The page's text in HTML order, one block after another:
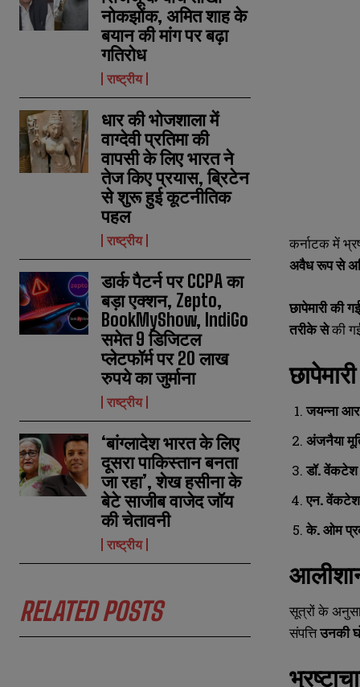
N
m
e
*
E
iN
N
m
e
*
E
iN
नोकझोंक, अमित शाह के
बयान की मांग पर बढ़ा
गतिरोध
राष्ट्रीय
धार की भोजशाला में
वाग्देवी प्रतिमा की
वापसी के लिए भारत ने
तेज किए प्रयास, ब्रिटेन
से शुरू हुई कूटनीतिक
पहल
राष्ट्रीय
डार्क पैटर्न पर CCPA का
बड़ा एक्शन, Zepto,
BookMyShow, IndiGo
समेत 9 डिजिटल
प्लेटफॉर्म पर 20 लाख
रुपये का जुर्माना
राष्ट्रीय
‘बांग्लादेश भारत के लिए
दूसरा पाकिस्तान बनता
जा रहा’, शेख हसीना के
बेटे साजीब वाजेद जॉय
की चेतावनी
राष्ट्रीय
RELATED POSTS
कर्नाटक में
अवैध रूप से
छापेमारी की
तरीके सेकी
जयन्ना आर
अंजनैया
डॉ. वेंकटेश
एन. वेंकटेश
के. ओम
सूत्रों के
संपत्तिउनकी